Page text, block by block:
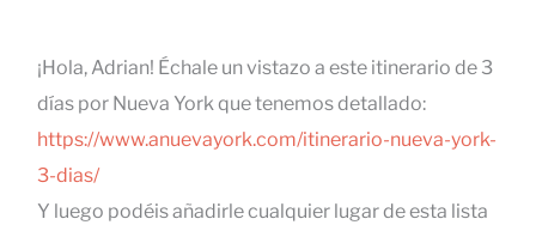
¡Hola, Adrian! Échale un vistazo a este itinerario de 3
días por Nueva York que tenemos detallado:
https://www.anuevayork.com/itinerario-nueva-york-
3-dias/
Y luego podéis añadirle cualquier lugar de esta lista